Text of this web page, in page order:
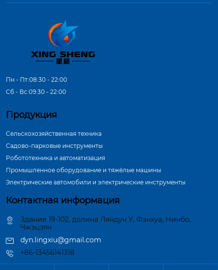
Пн - Пт:08:30 - 22:00
Сб - Вс:09:30 - 22:00
Продукция
Сельскохозяйственная техника
Садово-парковые инструменты
Робототехника и автоматизация
Промышленное оборудование и тяжёлые машины
Электрические автомобили и электрические инструменты
Контактная информация
Здание 19-102, долина Ляндун У, Фэнхуа, Нинбо,
Чжэцзян
dyn.lingxiu@gmail.com
+86-13456141318